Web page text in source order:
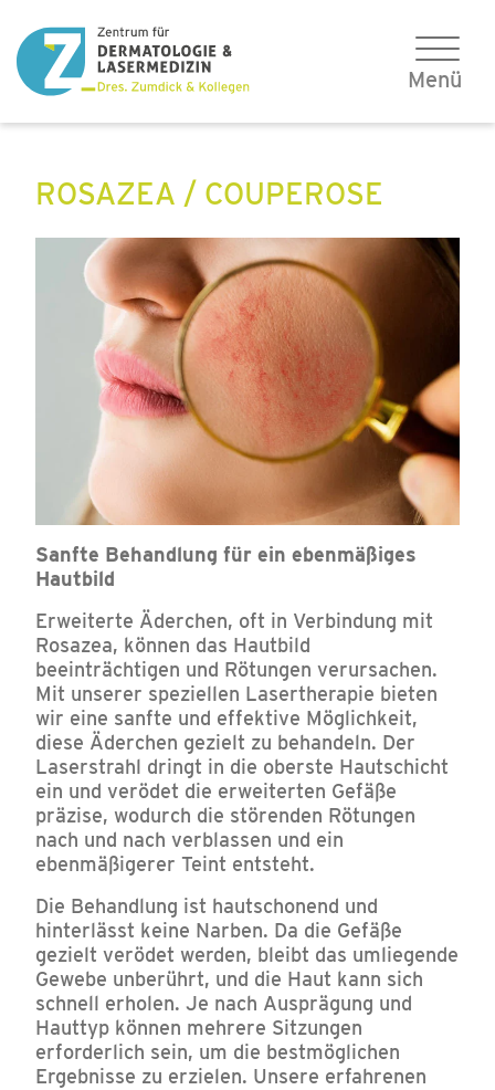
ROSAZEA / COUPEROSE
Sanfte Behandlung für ein ebenmäßiges
Hautbild
Erweiterte Äderchen, oft in Verbindung mit
Rosazea, können das Hautbild
beeinträchtigen und Rötungen verursachen.
Mit unserer speziellen Lasertherapie bieten
wir eine sanfte und effektive Möglichkeit,
diese Äderchen gezielt zu behandeln. Der
Laserstrahl dringt in die oberste Hautschicht
ein und verödet die erweiterten Gefäße
präzise, wodurch die störenden Rötungen
nach und nach verblassen und ein
ebenmäßigerer Teint entsteht.
Die Behandlung ist hautschonend und
hinterlässt keine Narben. Da die Gefäße
gezielt verödet werden, bleibt das umliegende
Gewebe unberührt, und die Haut kann sich
schnell erholen. Je nach Ausprägung und
Hauttyp können mehrere Sitzungen
erforderlich sein, um die bestmöglichen
Ergebnisse zu erzielen. Unsere erfahrenen